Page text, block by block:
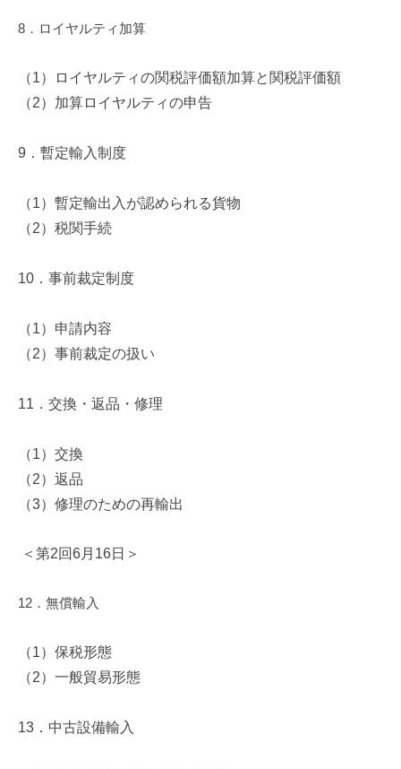
8 ．ロイヤルティ加算
（1）ロイヤルティの関税評価額加算と関税評価額
（2）加算ロイヤルティの申告
9 ．暫定輸入制度
（1）暫定輸出入が認められる貨物
（2）税関手続
10 ．事前裁定制度
（1）申請内容
（2）事前裁定の扱い
11 ．交換・返品・修理
（1）交換
（2）返品
（3）修理のための再輸出
＜第2回6月 16日＞
12 ．無償輸入
（1）保税形態
（2）一般貿易形態
13 ．中古設備輸入